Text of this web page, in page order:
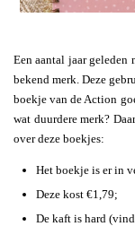
Een aantal jaar
bekend merk. Deze
boekje van de Action
wat duurdere merk?
over deze boekjes:
Het boekje is er in
Deze kost €1,79;
De kaft is hard